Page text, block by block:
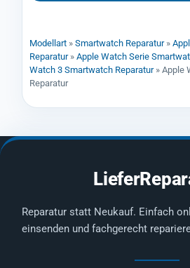
Modellart » Smartwatch Reparatur»
Reparatur» Apple Watch Serie
Watch 3 Smartwatch Reparatur» Apple
Reparatur
Reparatur statt Neukauf. Einfach
einsenden und fachgerecht